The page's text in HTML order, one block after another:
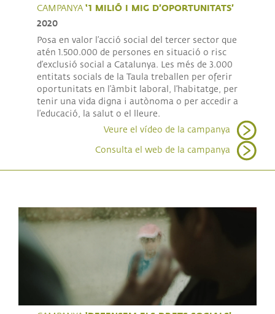
CAMPANYA ‘1 MILIÓ I MIG D’OPORTUNITATS’
2020
Posa en valor l’acció social del tercer sector que
atén 1.500.000 de persones en situació o risc
d’exclusió social a Catalunya. Les més de 3.000
entitats socials de la Taula treballen per oferir
oportunitats en l’àmbit laboral, l’habitatge, per
tenir una vida digna i autònoma o per accedir a
l’educació, la salut o el lleure.
Veure el vídeo de la campanya
Consulta el web de la campanya